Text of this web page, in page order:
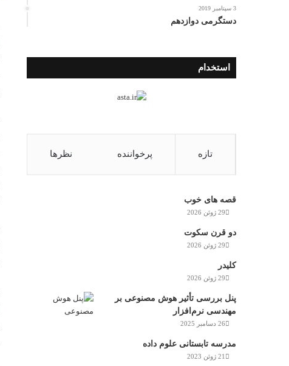
3 سپتامبر 2019
دستگرمی دوازدهم
استخدام
تازه پرخواننده نظرها
قصه های خوب
29 ژوئن 2026
دو قرن سکوت
29 ژوئن 2026
کلیدر
29 ژوئن 2026
پنل بررسی تأثیر هوش مصنوعی بر
مهندسی نرم‌افزار
26 دسامبر 2025
مدرسه تابستانی علوم داده
21 ژوئن 2023